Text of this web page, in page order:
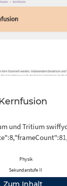
Kernfusion
swiffyobject_5805=
Physik
Sekundarstufe II